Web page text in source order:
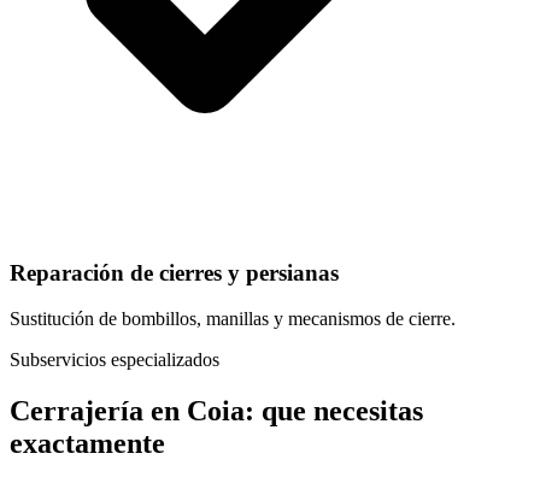
Reparación de cierres y persianas
Sustitución de bombillos, manillas y mecanismos de cierre.
Subservicios especializados
Cerrajería en Coia: que necesitas
exactamente